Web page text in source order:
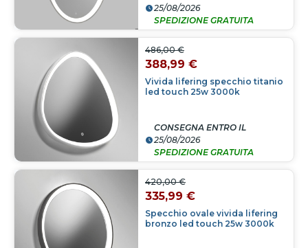
25/08/2026
SPEDIZIONE GRATUITA
Vivida lifering specchio titanio
led touch 25w 3000k
486,00 €
388,99 €
CONSEGNA ENTRO IL
25/08/2026
SPEDIZIONE GRATUITA
Specchio ovale vivida lifering
bronzo led touch 25w 3000k
420,00 €
335,99 €